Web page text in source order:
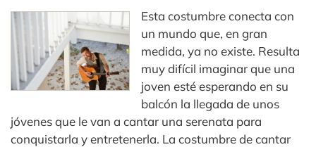
Esta costumbre conecta con
un mundo que, en gran
medida, ya no existe. Resulta
muy difícil imaginar que una
joven esté esperando en su
balcón la llegada de unos
jóvenes que le van a cantar una serenata para
conquistarla y entretenerla. La costumbre de cantar